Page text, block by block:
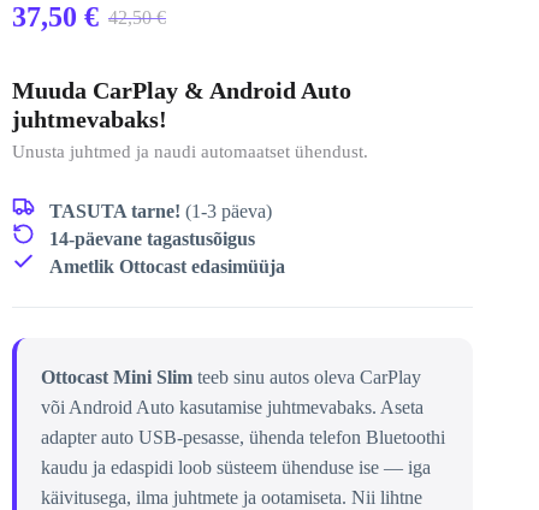
42,50€
Algne
42,50 €.
37,50 €
Praegune
37,50 €.
Muuda CarPlay & Android Auto
juhtmevabaks!
Unusta juhtmed ja naudi automaatset ühendust.
TASUTA tarne! (1-3 päeva)
14-päevane tagastusõigus
Ametlik Ottocast edasimüüja
Ottocast Mini Slim teeb sinu autos oleva CarPlay
või Android Auto kasutamise juhtmevabaks. Aseta
adapter auto USB-pesasse, ühenda telefon Bluetoothi
kaudu ja edaspidi loob süsteem ühenduse ise — iga
käivitusega, ilma juhtmete ja ootamiseta. Nii lihtne